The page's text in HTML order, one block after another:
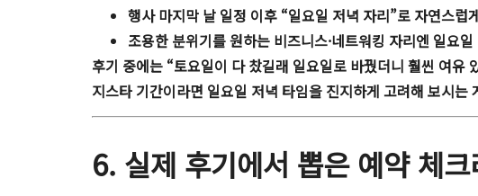
행사 마지막 날 일정 이후 “일요일 저녁 자리”로 자연스럽
조용한 분위기를 원하는 비즈니스·네트워킹 자리엔 일요
후기 중에는 “토요일이 다 찼길래 일요일로 바꿨더니 훨씬 여유
지스타 기간이라면 일요일 저녁 타임을 진지하게 고려해 보시는
6. 실제 후기에서 뽑은 예약 체